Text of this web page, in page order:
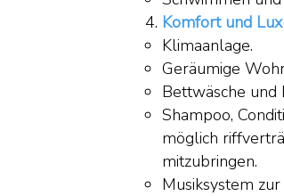
Komfort und
Klimaanlage.
Geräumige
Bettwäsche und
Shampoo,
möglich
mitzubringen.
Musiksystem